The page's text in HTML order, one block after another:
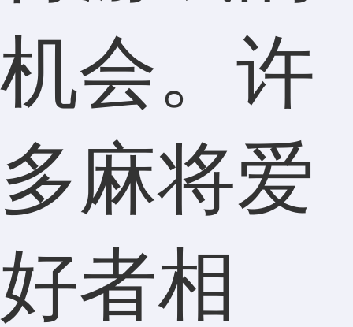
机会。许
多麻将爱
好者相